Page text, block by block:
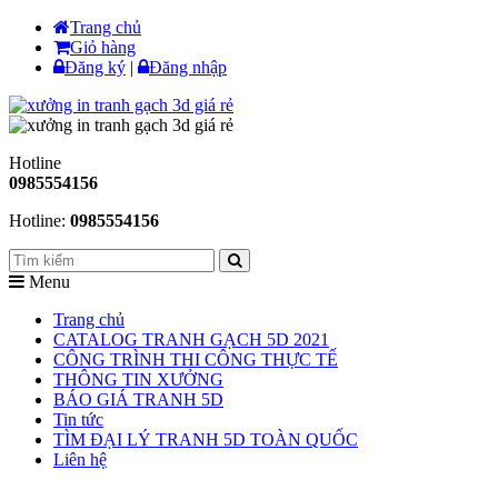
Trang chủ
Giỏ hàng
Đăng ký | Đăng nhập
Hotline
0985554156
Hotline: 0985554156
Menu
Trang chủ
CATALOG TRANH GẠCH 5D 2021
CÔNG TRÌNH THI CÔNG THỰC TẾ
THÔNG TIN XƯỞNG
BÁO GIÁ TRANH 5D
Tin tức
TÌM ĐẠI LÝ TRANH 5D TOÀN QUỐC
Liên hệ